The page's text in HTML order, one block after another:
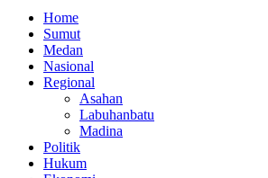
Home
Sumut
Medan
Nasional
Regional
Asahan
Labuhanbatu
Madina
Politik
Hukum